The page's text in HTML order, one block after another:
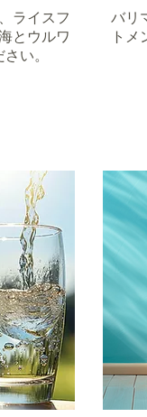
ライスフ
とウルワ
い。
バリ
ト